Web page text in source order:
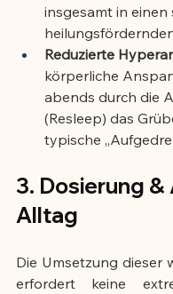
insgesamt in einen
Reduzierte
körperliche
abends durch die
(Resleep) das
typische
3. Dosierung
Alltag
Die Umsetzung dieser
erfordert keine